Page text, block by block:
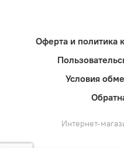
Оферта и политика
Условия
Интернет-